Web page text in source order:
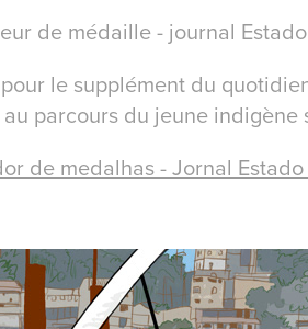
de médaille - journal
le supplément du
parcours du jeune
de medalhas - Jornal